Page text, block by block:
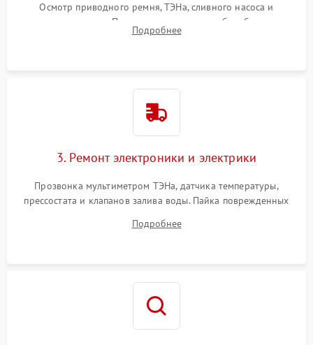
Осмотр приводного ремня, ТЭНа, сливного насоса и
амортизаторов. Проверка подшипников барабана и
крестовины на износ, а манжеты люка на разрывы.
Подробнее
3. Ремонт электроники и электрики
Прозвонка мультиметром ТЭНа, датчика температуры,
прессостата и клапанов залива воды. Пайка поврежденных
Восстановление целостности проводки и контактов.
Подробнее